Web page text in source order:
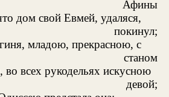
Афины
дом свой Евмей, удаляся,
покинул;
младою, прекрасною, с
станом
всех рукодельях искусною
девой;